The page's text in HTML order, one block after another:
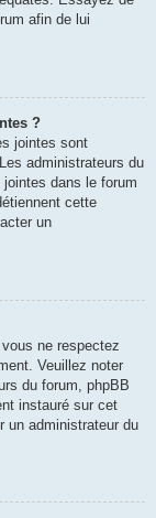
afin de lui
?
jointes sont
administrateurs du
dans le forum
cette
un
ne respectez
Veuillez noter
du forum, phpBB
instauré sur cet
un administrateur du